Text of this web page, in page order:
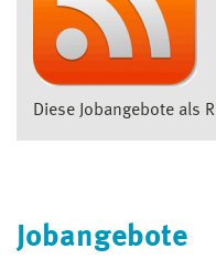
Diese Jobangebote als
Jobangebote